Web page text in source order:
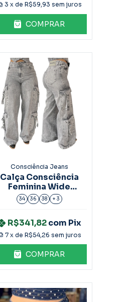
3 x deR$59,93 sem juros
COMPRAR
Consciência Jeans
Calça Consciência
Feminina Wide
Relaxed 24957
34 36 38 + 3
R$341,82com Pix
7 x deR$54,26 sem juros
COMPRAR